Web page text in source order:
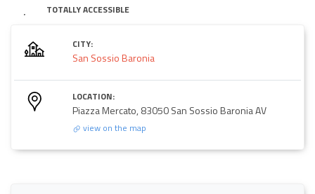
TOTALLY ACCESSIBLE
CITY:
San Sossio Baronia
LOCATION:
Piazza Mercato, 83050 San Sossio Baronia AV
view on the map